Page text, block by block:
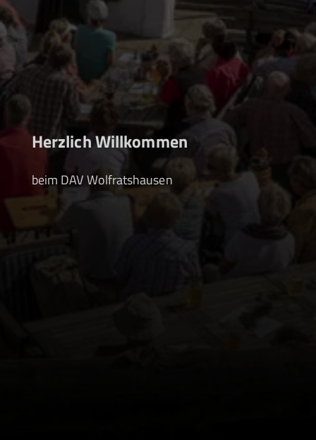
Herzlich Willkommen
beim DAV Wolfratshausen